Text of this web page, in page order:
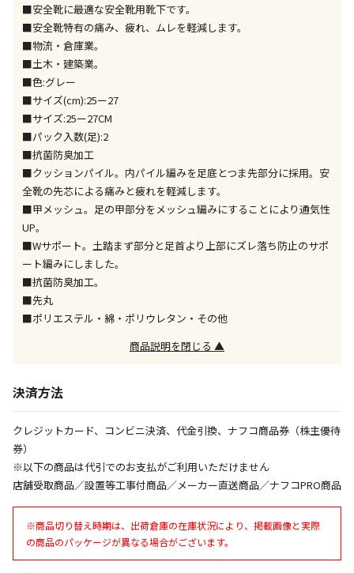
特定の店舗のみで受取ができる商品です（宅配便での
お届けができません）
※同時購入の商品は、全て同じ店舗での受取となりま
す
委託業者によりお届けする商品です
※ほか商品との同時購入はできません。お手数です
が、ご購入手続きを分けてお買い求めください
※支払い方法の代金引換は選択できません。
※電話注文はできません。
宅配のみでお届けする商品です（店舗受取は選択でき
ません）
午前9時までのご注文確定した商品については、当日に
出荷いたします。
ため、通常よりお時間をいただく場合がございます。
また、日曜・祝日や年末年始などの長期休業期間中
は、休業明けからの出荷対応となります。
お見積商品です。金額・施工日はお打ち合わせの上、
決定となります。
■安全靴に最適な安全靴用靴下です。
■安全靴特有の痛み、疲れ、ムレを軽減します。
■物流・倉庫業。
■土木・建築業。
■色:グレー
■サイズ(cm):25ー27
■サイズ:25ー27CM
■パック入数(足):2
■抗菌防臭加工
■クッションパイル。内パイル編みを足底とつま先部分に採用。安
全靴の先芯による痛みと疲れを軽減します。
■甲メッシュ。足の甲部分をメッシュ編みにすることにより通気性
UP。
■Wサポート。土踏まず部分と足首より上部にズレ落ち防止のサポ
ート編みにしました。
■抗菌防臭加工。
■先丸
■ポリエステル・綿・ポリウレタン・その他
商品説明を閉じる ▲
決済方法
クレジットカード、コンビニ決済、代金引換、ナフコ商品券（株主優待
券）
※以下の商品は代引でのお支払がご利用いただけません
店舗受取商品／設置等工事付商品／メーカー直送商品／ナフコPRO商品
※商品切り替え時期は、出荷倉庫の在庫状況により、掲載画像と実際
の商品のパッケージが異なる場合がございます。